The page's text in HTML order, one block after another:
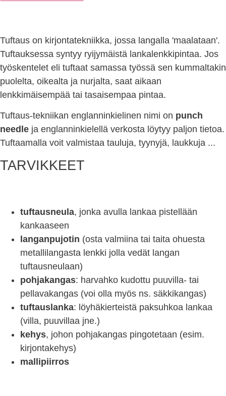
Tuftaus on kirjontatekniikka, jossa langalla 'maalataan'.
Tuftauksessa syntyy ryijymäistä lankalenkkipintaa. Jos
työskentelet eli tuftaat samassa työssä sen kummaltakin
puolelta, oikealta ja nurjalta, saat aikaan
lenkkimäisempää tai tasaisempaa pintaa.
Tuftaus-tekniikan englanninkielinen nimi on punch
needle ja englanninkielellä verkosta löytyy paljon tietoa.
Tuftaamalla voit valmistaa tauluja, tyynyjä, laukkuja ...
TARVIKKEET
tuftausneula, jonka avulla lankaa pistellään
kankaaseen
langanpujotin (osta valmiina tai taita ohuesta
metallilangasta lenkki jolla vedät langan
tuftausneulaan)
pohjakangas: harvahko kudottu puuvilla- tai
pellavakangas (voi olla myös ns. säkkikangas)
tuftauslanka: löyhäkierteistä paksuhkoa lankaa
(villa, puuvillaa jne.)
kehys, johon pohjakangas pingotetaan (esim.
kirjontakehys)
mallipiirros